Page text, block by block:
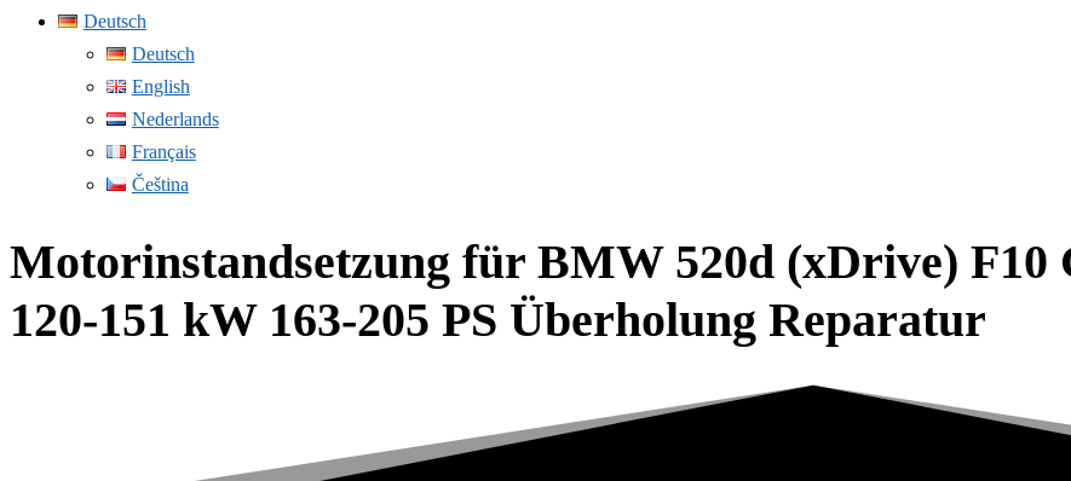
Deutsch
Deutsch
English
Nederlands
Français
Čeština
Motorinstandsetzung für BMW 520d (xDrive) F10
120-151 kW 163-205 PS Überholung Reparatur